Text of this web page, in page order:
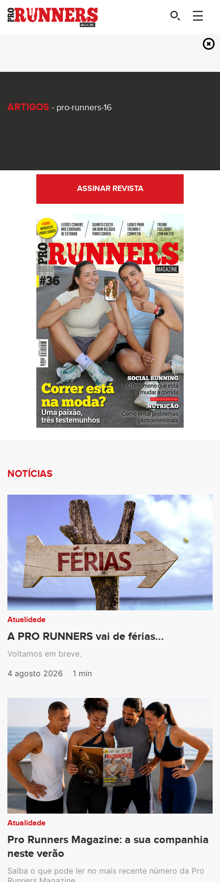
ARTIGOS - pro-runners-16
ASSINAR REVISTA
NOTÍCIAS
Atualidade
A PRO RUNNERS vai de férias...
Voltamos em breve.
4 agosto 2026
1 min
Atualidade
Pro Runners Magazine: a sua companhia
neste verão
Saiba o que pode ler no mais recente número da Pro